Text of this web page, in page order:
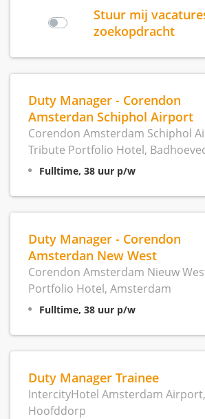
Stuur mij
zoekopdracht
Duty Manager - Corendon
Amsterdan Schiphol Airport
Corendon Amsterdam Schiphol
Tribute Portfolio Hotel,
Fulltime, 38 uur p/w
Duty Manager - Corendon
Amsterdan New West
Corendon Amsterdam Nieuw
Portfolio Hotel, Amsterdam
Fulltime, 38 uur p/w
Duty Manager Trainee
IntercityHotel Amsterdam Airport,
Hoofddorp